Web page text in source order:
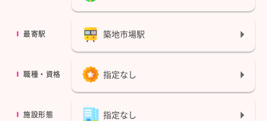
最寄駅 築地市場駅
職種・資格 指定なし
施設形態 指定なし